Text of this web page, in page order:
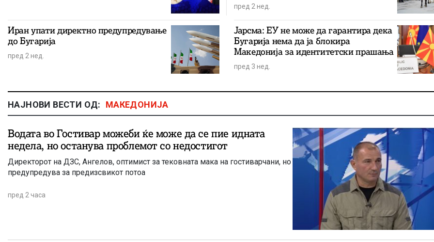
пред 2 нед.
Иран упати директно предупредување
до Бугарија
пред 2 нед.
Јарсма: ЕУ не може да гарантира дека
Бугарија нема да ја блокира
Македонија за идентитетски прашања
пред 3 нед.
НАЈНОВИ ВЕСТИ ОД: МАКЕДОНИЈА
Водата во Гостивар можеби ќе може да се пие идната
недела, но останува проблемот со недостигот
Директорот на ДЗС, Ангелов, оптимист за тековната мака на гостиварчани, но
предупредува за предизсвикот потоа
пред 2 часа